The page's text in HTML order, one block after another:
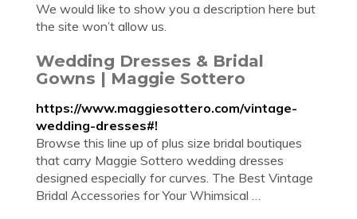
We would like to show you a description here but
the site won’t allow us.
Wedding Dresses & Bridal
Gowns | Maggie Sottero
https://www.maggiesottero.com/vintage-
wedding-dresses#!
Browse this line up of plus size bridal boutiques
that carry Maggie Sottero wedding dresses
designed especially for curves. The Best Vintage
Bridal Accessories for Your Whimsical …